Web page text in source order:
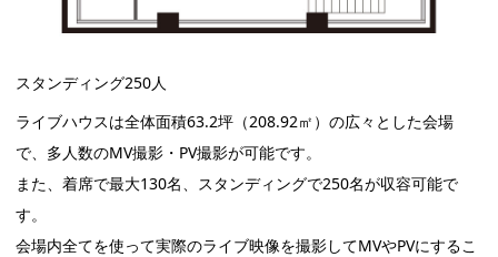
スタンディング250人
ライブハウスは全体面積63.2坪（208.92㎡）の広々とした会場
で、多人数のMV撮影・PV撮影が可能です。
また、着席で最大130名、スタンディングで250名が収容可能で
す。
会場内全てを使って実際のライブ映像を撮影してMVやPVにするこ